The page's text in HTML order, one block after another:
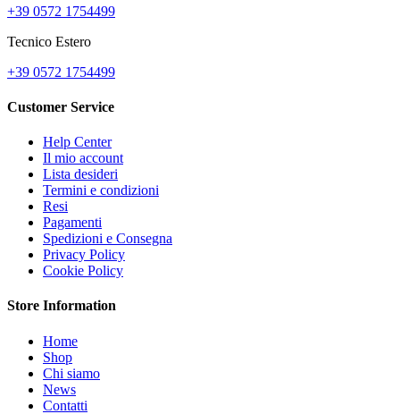
+39 0572 1754499
Tecnico Estero
+39 0572 1754499
Customer Service
Help Center
Il mio account
Lista desideri
Termini e condizioni
Resi
Pagamenti
Spedizioni e Consegna
Privacy Policy
Cookie Policy
Store Information
Home
Shop
Chi siamo
News
Contatti